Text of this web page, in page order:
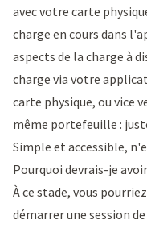
avec votre carte
charge en cours dans
aspects de la charge à
charge via votre
carte physique, ou vice
même portefeuille :
Simple et accessible,
Pourquoi devrais-je
À ce stade, vous
démarrer une session